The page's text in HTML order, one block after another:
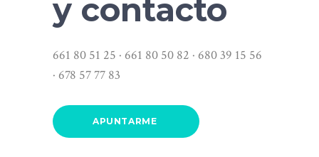
y contacto
661 80 51 25 · 661 80 50 82 · 680 39 15 56
· 678 57 77 83
APUNTARME